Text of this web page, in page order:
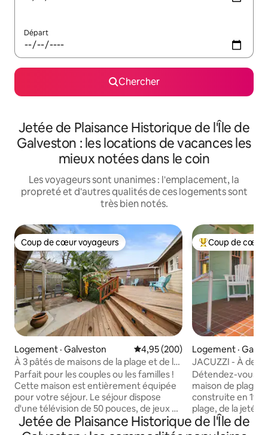
Départ
Chercher
Jetée de Plaisance Historique de l'Île de
Galveston : les locations de vacances les
mieux notées dans le coin
Les voyageurs sont unanimes : l'emplacement, la
propreté et d'autres qualités de ces logements sont
très bien notés.
Coup de cœur voyageurs
Coup de cœur voyageurs
Logement · Galveston Note moyenne de 4,95 sur 5,
4,95 (200)
À 3 pâtés de maisons de la plage et de la
jetée Pleasure! Mur pour photos
Parfait pour les couples ou les familles !
Cette maison est entièrement équipée
pour votre séjour. Le séjour dispose
d'une télévision de 50 pouces, de jeux et
d'un bureau si vous avez besoin de
travailler pendant vos vacances. La
Coup de cœur
Coup de cœur
Logement ·
JACUZZI - À deux
DE CAMP!
Détendez-vous
maison de plage
construite en
plage, de la jetée
Spot et du
fruits de mer !
Jetée de Plaisance Historique de l'Île de